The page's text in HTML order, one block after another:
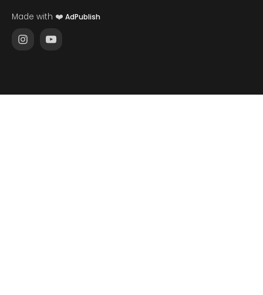
Made with ❤️ AdPublish